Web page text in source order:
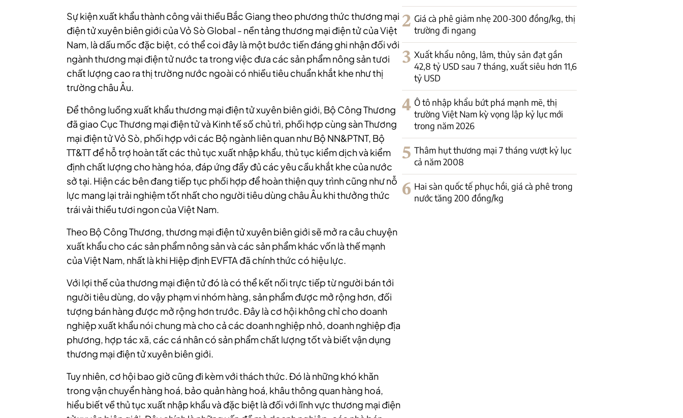
Sự kiện xuất khẩu thành công vải thiều Bắc Giang theo phương thức thương mại
điện tử xuyên biên giới của Vỏ Sò Global - nền tảng thương mại điện tử của Việt
Nam, là dấu mốc đặc biệt, có thể coi đây là một bước tiến đáng ghi nhận đối với
ngành thương mại điện tử nước ta trong việc đưa các sản phẩm nông sản tươi
chất lượng cao ra thị trường nước ngoài có nhiều tiêu chuẩn khắt khe như thị
trường châu Âu.
Để thông luồng xuất khẩu thương mại điện tử xuyên biên giới, Bộ Công Thương
đã giao Cục Thương mại điện tử và Kinh tế số chủ trì, phối hợp cùng sàn Thương
mại điện tử Vỏ Sò, phối hợp với các Bộ ngành liên quan như Bộ NN&PTNT, Bộ
TT&TT để hỗ trợ hoàn tất các thủ tục xuất nhập khẩu, thủ tục kiểm dịch và kiểm
định chất lượng cho hàng hóa, đáp ứng đầy đủ các yêu cầu khắt khe của nước
sở tại. Hiện các bên đang tiếp tục phối hợp để hoàn thiện quy trình cũng như nỗ
lực mang lại trải nghiệm tốt nhất cho người tiêu dùng châu Âu khi thưởng thức
trái vải thiều tươi ngon của Việt Nam.
Theo Bộ Công Thương, thương mại điện tử xuyên biên giới sẽ mở ra câu chuyện
xuất khẩu cho các sản phẩm nông sản và các sản phẩm khác vốn là thế mạnh
của Việt Nam, nhất là khi Hiệp định EVFTA đã chính thức có hiệu lực.
Với lợi thế của thương mại điện tử đó là có thể kết nối trực tiếp từ người bán tới
người tiêu dùng, do vậy phạm vi nhóm hàng, sản phẩm được mở rộng hơn, đối
tượng bán hàng được mở rộng hơn trước. Đây là cơ hội không chỉ cho doanh
nghiệp xuất khẩu nói chung mà cho cả các doanh nghiệp nhỏ, doanh nghiệp địa
phương, hợp tác xã, các cá nhân có sản phẩm chất lượng tốt và biết vận dụng
thương mại điện tử xuyên biên giới.
Tuy nhiên, cơ hội bao giờ cũng đi kèm với thách thức. Đó là những khó khăn
trong vận chuyển hàng hoá, bảo quản hàng hoá, khâu thông quan hàng hoá,
hiểu biết về thủ tục xuất nhập khẩu và đặc biệt là đối với lĩnh vực thương mại điện
2 Giá cà phê giảm nhẹ 200-300 đồng/kg, thị
trường đi ngang
3 Xuất khẩu nông, lâm, thủy sản đạt gần
42,8 tỷ USD sau 7 tháng, xuất siêu hơn 11,6
tỷ USD
4 Ô tô nhập khẩu bứt phá mạnh mẽ, thị
trường Việt Nam kỳ vọng lập kỷ lục mới
trong năm 2026
5 Thâm hụt thương mại 7 tháng vượt kỷ lục
cả năm 2008
6 Hai sàn quốc tế phục hồi, giá cà phê trong
nước tăng 200 đồng/kg